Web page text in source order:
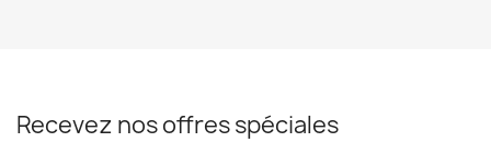
Recevez nos offres spéciales